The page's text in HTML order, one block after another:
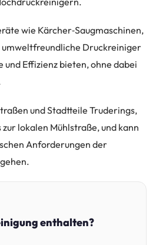
wie Kärcher‑Saugmaschinen,
umweltfreundliche Druckreiniger
und Effizienz bieten, ohne dabei
und Stadtteile Truderings,
lokalen Mühlstraße, und kann
Anforderungen der
enthalten?